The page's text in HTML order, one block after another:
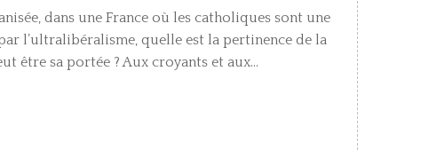
dans une France où les catholiques sont une
l’ultralibéralisme, quelle est la pertinence de la
être sa portée ? Aux croyants et aux...